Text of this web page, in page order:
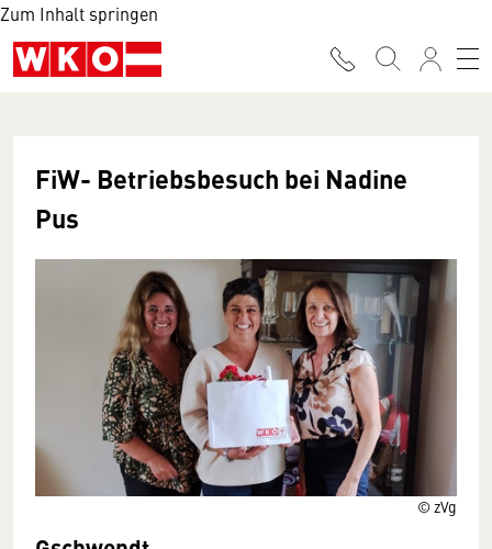
Zum Inhalt springen
© zVg
FiW- Betriebsbesuch bei Nadine
Pus